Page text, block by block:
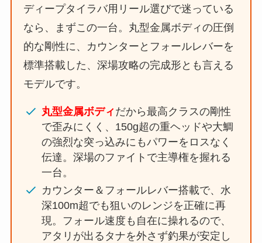
ディープタイラバ用リール選びで迷っている
なら、まずこの一台。丸型金属ボディの圧倒
的な剛性に、カウンターとフォールレバーを
標準搭載した、深場攻略の完成形とも言える
モデルです。
丸型金属ボディだから最高クラスの剛性
で歪みにくく、150g超の重ヘッドや大鯛
の強烈な突っ込みにもパワーをロスなく
伝達。深場のファイトで主導権を握れる
一台。
カウンター＆フォールレバー搭載で、水
深100m超でも狙いのレンジを正確に再
現。フォール速度も自在に操れるので、
アタリが出るタナを外さず釣果が安定し